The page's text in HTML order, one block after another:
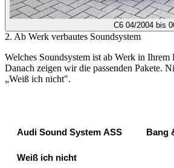
C6 04/2004 bis
2. Ab Werk verbautes Soundsystem
Welches Soundsystem ist ab Werk in Ihrem
Danach zeigen wir die passenden Pakete.
„Weiß ich nicht".
Audi Sound System ASS Bang
Weiß ich nicht